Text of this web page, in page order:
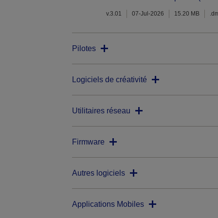
v.3.01 07-Jul-2026 15.20 MB
Pilotes
Logiciels de créativité
Utilitaires réseau
Firmware
Autres logiciels
Applications Mobiles